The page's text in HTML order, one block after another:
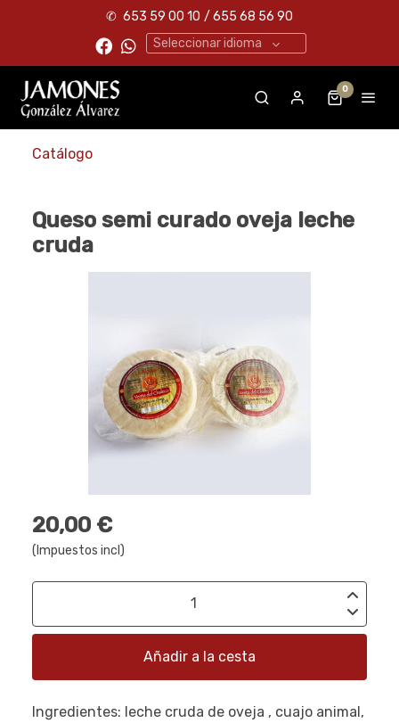
✆ 653 59 00 10 / 655 68 56 90
Seleccionar idioma
0
Catálogo
Queso semi curado oveja leche
cruda
20,00 €
(Impuestos incl)
Añadir a la cesta
Ingredientes: leche cruda de oveja , cuajo animal,